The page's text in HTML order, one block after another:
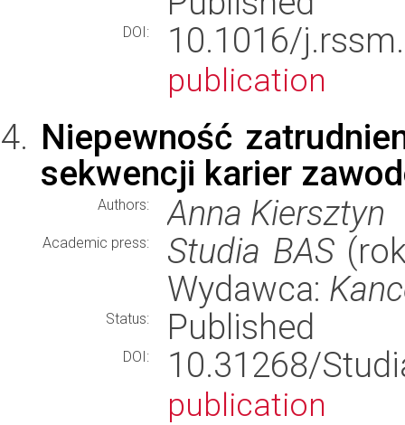
DOI: 10.1016/
publication
Niepewność
sekwencji karier
Authors: Anna Kiersztyn
Academic press: Studia BAS
Wydawca:
Status: Published
DOI: 10.31268/
publication